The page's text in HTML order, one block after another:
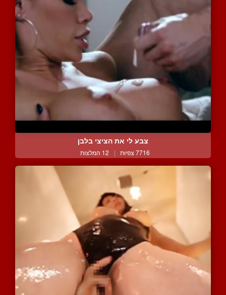
צבע לי את הציצי בלבן
7716 צפיות | 12 המלצות